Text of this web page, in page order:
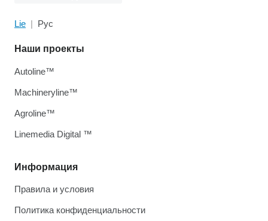
Lie Рус
Информация
Правила и условия
Политика конфиденциальности
Наши проекты
Autoline™
Machineryline™
Agroline™
Linemedia Digital ™